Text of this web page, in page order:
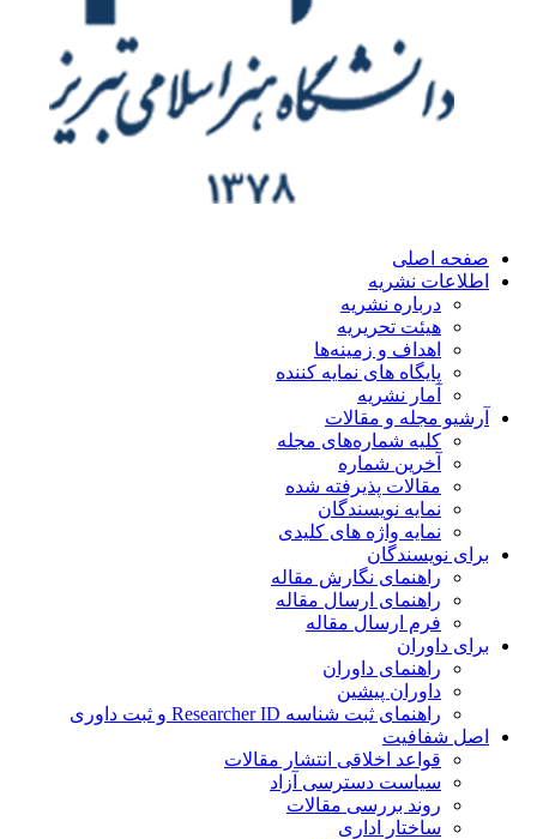
اصلی
نشریه
درباره نشریه
هیئت تحریریه
اهداف و زمینه‌ها
پایگاه های نمایه کننده
آمار نشریه
مجله و مقالات
کلیه شماره‌های مجله
آخرین شماره
مقالات پذیرفته شده
نمایه نویسندگان
نمایه واژه های کلیدی
نویسندگان
راهنمای نگارش مقاله
راهنمای ارسال مقاله
فرم ارسال مقاله
داوران
راهنمای داوران
داوران پیشین
راهنمای ثبت شناسه Researcher ID و ثبت داوری
شفافیت
قواعد اخلاقی انتشار مقالات
سیاست دسترسی آزاد
روند بررسی مقالات
ساختار اداری